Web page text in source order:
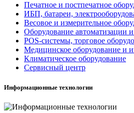
Печатное и постпечатное
ИБП, батареи,
Весовое и измерительное
Оборудование автоматизации
POS-системы, торговое
Медицинское оборудование и
Климатическое оборудование
Сервисный центр
Информационные технологии